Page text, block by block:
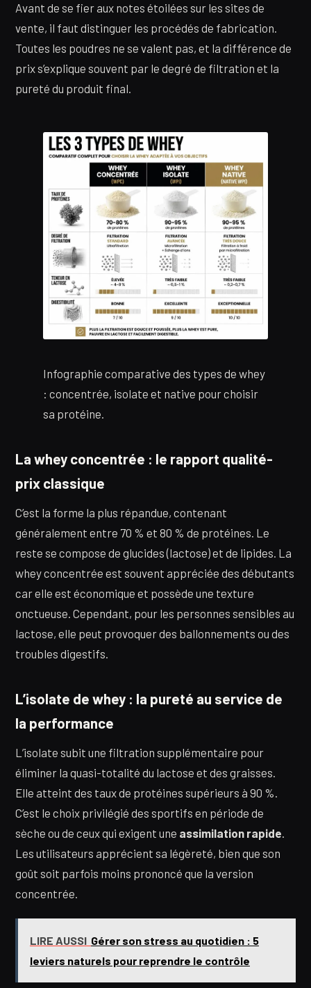
Avant de se fier aux notes étoilées sur les sites de
vente, il faut distinguer les procédés de fabrication.
Toutes les poudres ne se valent pas, et la différence de
prix s’explique souvent par le degré de filtration et la
pureté du produit final.
Infographie comparative des types de whey
: concentrée, isolate et native pour choisir
sa protéine.
La whey concentrée : le rapport qualité-
prix classique
C’est la forme la plus répandue, contenant
généralement entre 70 % et 80 % de protéines. Le
reste se compose de glucides (lactose) et de lipides. La
whey concentrée est souvent appréciée des débutants
car elle est économique et possède une texture
onctueuse. Cependant, pour les personnes sensibles au
lactose, elle peut provoquer des ballonnements ou des
troubles digestifs.
L’isolate de whey : la pureté au service de
la performance
L’isolate subit une filtration supplémentaire pour
éliminer la quasi-totalité du lactose et des graisses.
Elle atteint des taux de protéines supérieurs à 90 %.
C’est le choix privilégié des sportifs en période de
sèche ou de ceux qui exigent une assimilation rapide.
Les utilisateurs apprécient sa légèreté, bien que son
goût soit parfois moins prononcé que la version
concentrée.
LIRE AUSSI Gérer son stress au quotidien : 5
leviers naturels pour reprendre le contrôle